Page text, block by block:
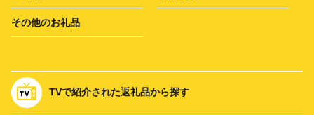
その他のお礼品
TVで紹介された返礼品から探す